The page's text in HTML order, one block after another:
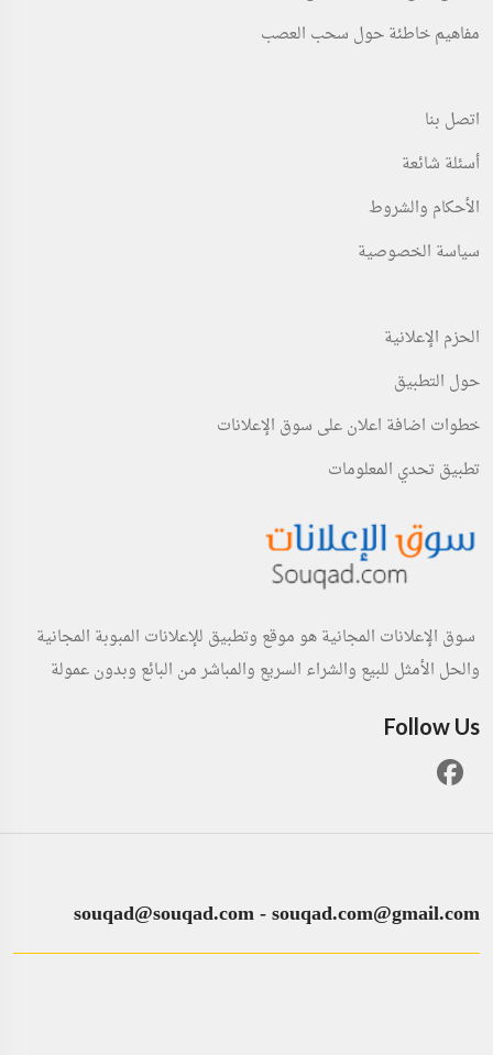
مفاهيم خاطئة حول سحب العصب
اتصل بنا
أسئلة شائعة
الأحكام والشروط
سياسة الخصوصية
الحزم الإعلانية
حول التطبيق
خطوات اضافة اعلان على سوق الإعلانات
تطبيق تحدي المعلومات
سوق الإعلانات المجانية هو موقع وتطبيق للإعلانات المبوبة المجانية
والحل الأمثل للبيع والشراء السريع والمباشر من البائع وبدون عمولة
Follow Us
souqad@souqad.com-souqad.com@gmail.com